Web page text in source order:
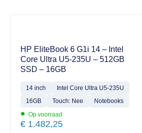
HP EliteBook 6 G1i 14 – Intel
Core Ultra U5-235U – 512GB
SSD – 16GB
14 inch
Intel Core Ultra U5-235U
16GB
Touch: Nee Notebooks
• Op voorraad
€ 1.482,25